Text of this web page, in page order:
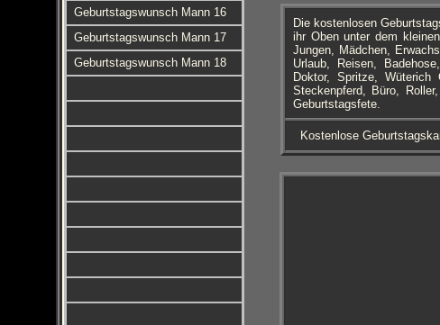
Geburtstagswunsch Mann 16
Geburtstagswunsch Mann 17
Geburtstagswunsch Mann 18
Die kostenlosen
ihr Oben unter dem
Jungen, Mädchen,
Urlaub, Reisen,
Doktor, Spritze,
Steckenpferd, Büro,
Geburtstagsfete.
Kostenlose